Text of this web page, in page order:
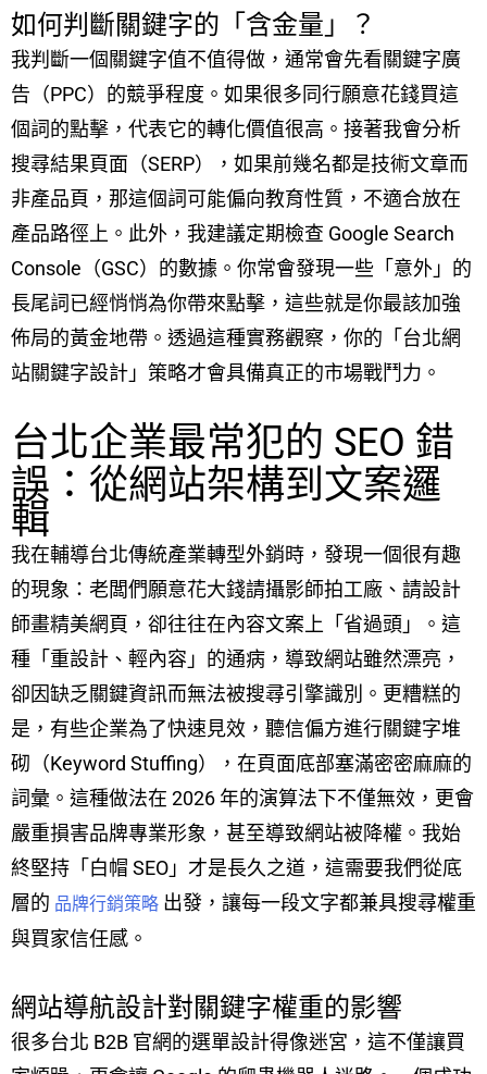
如何判斷關鍵字的「含金量」？
我判斷一個關鍵字值不值得做，通常會先看關鍵字廣
告（PPC）的競爭程度。如果很多同行願意花錢買這
個詞的點擊，代表它的轉化價值很高。接著我會分析
搜尋結果頁面（SERP），如果前幾名都是技術文章而
非產品頁，那這個詞可能偏向教育性質，不適合放在
產品路徑上。此外，我建議定期檢查 Google Search
Console（GSC）的數據。你常會發現一些「意外」的
長尾詞已經悄悄為你帶來點擊，這些就是你最該加強
佈局的黃金地帶。透過這種實務觀察，你的「台北網
站關鍵字設計」策略才會具備真正的市場戰鬥力。
台北企業最常犯的 SEO 錯
誤：從網站架構到文案邏
輯
我在輔導台北傳統產業轉型外銷時，發現一個很有趣
的現象：老闆們願意花大錢請攝影師拍工廠、請設計
師畫精美網頁，卻往往在內容文案上「省過頭」。這
種「重設計、輕內容」的通病，導致網站雖然漂亮，
卻因缺乏關鍵資訊而無法被搜尋引擎識別。更糟糕的
是，有些企業為了快速見效，聽信偏方進行關鍵字堆
砌（Keyword Stuffing），在頁面底部塞滿密密麻麻的
詞彙。這種做法在 2026 年的演算法下不僅無效，更會
嚴重損害品牌專業形象，甚至導致網站被降權。我始
終堅持「白帽 SEO」才是長久之道，這需要我們從底
層的 品牌行銷策略 出發，讓每一段文字都兼具搜尋權重
與買家信任感。
網站導航設計對關鍵字權重的影響
很多台北 B2B 官網的選單設計得像迷宮，這不僅讓買